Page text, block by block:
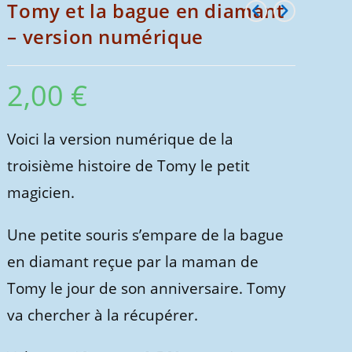
Tomy et la bague en diamant
– version numérique
2,00 €
Voici la version numérique de la
troisième histoire de Tomy le petit
magicien.
Une petite souris s’empare de la bague
en diamant reçue par la maman de
Tomy le jour de son anniversaire. Tomy
va chercher à la récupérer.